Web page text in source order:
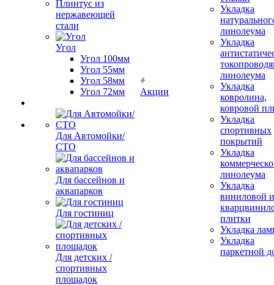
Плинтус из
нержавеющей
стали
Угол
Угол 100мм
Угол 55мм
Угол 58мм
Угол 72мм
Для Автомойки/
СТО
Для бассейнов и
аквапарков
Для гостиниц
Для детских /
спортивных
площадок
Акции
Укладка
линолеума
Укладка
линолеума
Укладка
ковролина,
ковровой
Укладка
спортивных
покрытий
Укладка
линолеума
Укладка
виниловой и
плитки
Укладка
Укладка
паркетной